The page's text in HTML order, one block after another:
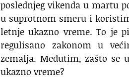
poslednjeg vikenda u martu
u suprotnom smeru i
letnje ukazno vreme. To je
regulisano zakonom u
zemalja. Međutim, zašto se
ukazno vreme?